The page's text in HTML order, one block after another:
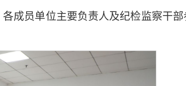
成员单位主要负责人及纪检监察干部